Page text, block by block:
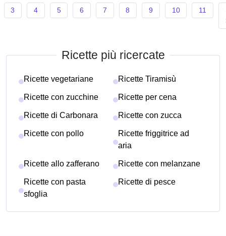
3 4 5 6 7 8 9 10 11
Ricette più ricercate
Ricette vegetariane Ricette Tiramisù
Ricette con zucchine Ricette per cena
Ricette di Carbonara Ricette con zucca
Ricette con pollo
Ricette friggitrice ad
aria
Ricette allo zafferano Ricette con melanzane
Ricette con pasta
sfoglia
Ricette di pesce